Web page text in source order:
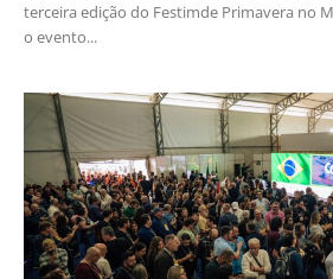
terceira edição do Festimde Primavera no
o evento...